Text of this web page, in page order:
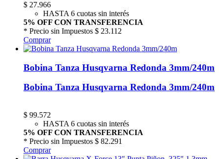
$ 27.966
HASTA 6 cuotas sin interés
5% OFF CON TRANSFERENCIA
* Precio sin Impuestos $ 23.112
Comprar
Bobina Tanza Husqvarna Redonda 3mm/240m
Bobina Tanza Husqvarna Redonda 3mm/240m
$ 99.572
HASTA 6 cuotas sin interés
5% OFF CON TRANSFERENCIA
* Precio sin Impuestos $ 82.291
Comprar